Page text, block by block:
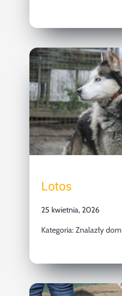
Lotos
25 kwietnia, 2026
Kategoria: Znalazły dom